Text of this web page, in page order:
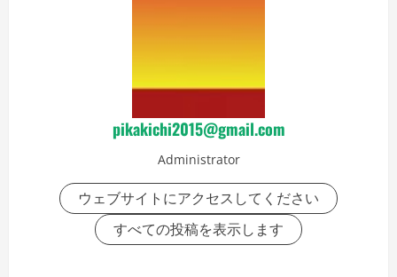
pikakichi2015@gmail.com
Administrator
ウェブサイトにアクセスしてください
すべての投稿を表示します